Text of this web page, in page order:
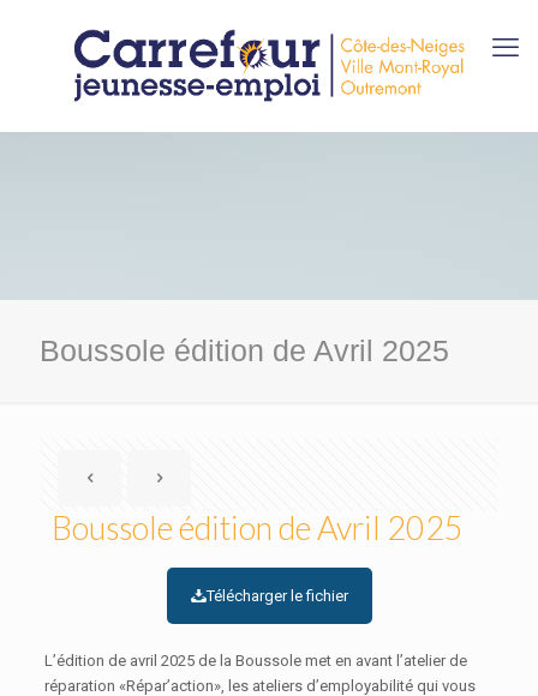
Boussole édition de Avril 2025
Boussole édition de Avril 2025
Télécharger le fichier
L’édition de avril 2025 de la Boussole met en avant l’atelier de
réparation «Répar’action», les ateliers d’employabilité qui vous